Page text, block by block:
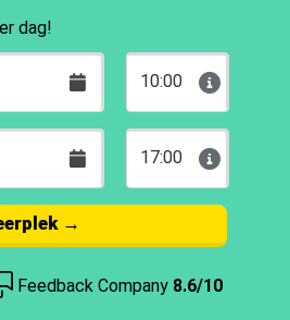
dag!
10:00
17:00
→
Feedback Company 8.6/10